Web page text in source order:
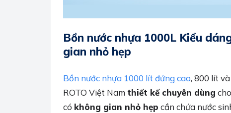
Bồn nước nhựa 1000L Kiểu
gian nhỏ hẹp
Bồn nước nhựa 1000 lít đứng cao, 800 lít
ROTO Việt Nam thiết kế chuyên dùng
có không gian nhỏ hẹp cần chứa nước